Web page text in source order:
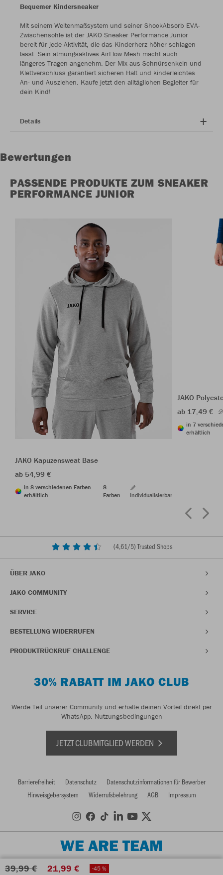
39,99 € 21,99 € -45 %
Bequemer Kindersneaker
Mit seinem Weitenmaßsystem und seiner ShockAbsorb EVA-
Zwischensohle ist der JAKO Sneaker Performance Junior
bereit für jede Aktivität, die das Kinderherz höher schlagen
lässt. Sein atmungsaktives AirFlow Mesh macht auch
längeres Tragen angenehm. Der Mix aus Schnürsenkeln und
Klettverschluss garantiert sicheren Halt und kinderleichtes
An- und Ausziehen. Kaufe jetzt den alltäglichen Begleiter für
dein Kind!
Details
Bewertungen
PASSENDE PRODUKTE ZUM SNEAKER
PERFORMANCE JUNIOR
JAKO Kapuzensweat Base
ab 54,99 €
in 8 verschiedenen Farben
erhältlich
8
Farben
Individualisierbar
JAKO
ab 17,49 €
in 7
erhältlich
(4,61/5) Trusted Shops
ÜBER JAKO
JAKO COMMUNITY
SERVICE
BESTELLUNG WIDERRUFEN
PRODUKTRÜCKRUF CHALLENGE
30% RABATT IM JAKO CLUB
Werde Teil unserer Community und erhalte deinen Vorteil direkt per
WhatsApp. Nutzungsbedingungen
JETZT CLUBMITGLIED WERDEN
Barrierefreiheit Datenschutz
Datenschutzinformationen für Bewerber
Hinweisgebersystem
Widerrufsbelehrung AGB Impressum
WE ARE TEAM